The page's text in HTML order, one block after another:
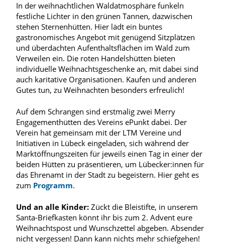
In der weihnachtlichen Waldatmosphäre funkeln
festliche Lichter in den grünen Tannen, dazwischen
stehen Sternenhütten. Hier lädt ein buntes
gastronomisches Angebot mit genügend Sitzplätzen
und überdachten Aufenthaltsflächen im Wald zum
Verweilen ein. Die roten Handelshütten bieten
individuelle Weihnachtsgeschenke an, mit dabei sind
auch karitative Organisationen. Kaufen und anderen
Gutes tun, zu Weihnachten besonders erfreulich!
Auf dem Schrangen sind erstmalig zwei Merry
Engagementhütten des Vereins ePunkt dabei. Der
Verein hat gemeinsam mit der LTM Vereine und
Initiativen in Lübeck eingeladen, sich während der
Marktöffnungszeiten für jeweils einen Tag in einer der
beiden Hütten zu präsentieren, um Lübecker:innen für
das Ehrenamt in der Stadt zu begeistern. Hier geht es
zum Programm.
Und an alle Kinder: Zückt die Bleistifte, in unserem
Santa-Briefkasten könnt ihr bis zum 2. Advent eure
Weihnachtspost und Wunschzettel abgeben. Absender
nicht vergessen! Dann kann nichts mehr schiefgehen!